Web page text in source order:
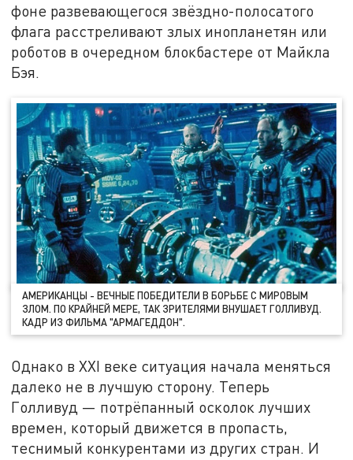
фоне развевающегося звёздно-полосатого
флага расстреливают злых инопланетян или
роботов в очередном блокбастере от Майкла
Бэя.
АМЕРИКАНЦЫ - ВЕЧНЫЕ ПОБЕДИТЕЛИ В БОРЬБЕ С МИРОВЫМ
ЗЛОМ. ПО КРАЙНЕЙ МЕРЕ, ТАК ЗРИТЕЛЯМИ ВНУШАЕТ ГОЛЛИВУД.
КАДР ИЗ ФИЛЬМА "АРМАГЕДДОН".
Однако в XXI веке ситуация начала меняться
далеко не в лучшую сторону. Теперь
Голливуд — потрёпанный осколок лучших
времен, который движется в пропасть,
теснимый конкурентами из других стран. И